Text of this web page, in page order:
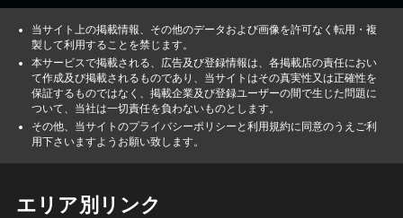
当サイト上の掲載情報、その他のデータおよび画像を許可なく転用・複
製して利用することを禁じます。
本サービスで掲載される、広告及び登録情報は、各掲載店の責任におい
て作成及び掲載されるものであり、当サイトはその真実性又は正確性を
保証するものではなく、掲載企業及び登録ユーザーの間で生じた問題に
ついて、当社は一切責任を負わないものとします。
その他、当サイトのプライバシーポリシーと利用規約に同意のうえご利
用下さいますようお願い致します。
エリア別リンク